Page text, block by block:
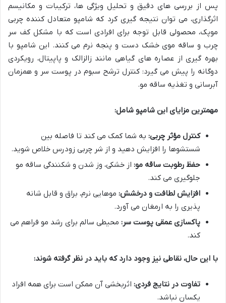
پس از بررسی های دقیق و تحلیل ویژگی ها، ترکیبات و مکانیسم
اثرگذاری، می توان نتیجه گیری کرد که شامپو متعادل کننده چربی
موپک، محصولی قابل توجه برای افرادی است که با مشکل کف سر
چرب و ساقه موی خشک دست و پنجه نرم می کنند. این شامپو با
بهره گیری از عصاره های گیاهی مانند زالزالک و پاپیتال، رویکردی
دوگانه را پیش می گیرد: کنترل ترشح سبوم در پوست سر و همزمان
آبرسانی و تغذیه ساقه مو.
مهمترین مزایای این شامپو شامل:
کنترل مؤثر چربی: به شما کمک می کند تا فاصله بین
شستشوها را افزایش دهید و از شر چربی زودرس خلاص شوید.
حفظ رطوبت ساقه مو: از خشکی، وز شدن و شکنندگی ساقه مو
جلوگیری می کند.
افزایش لطافت و درخشش: موهایی نرم، براق و قابل شانه
پذیری را به ارمغان می آورد.
پاکسازی عمقی پوست سر: محیطی سالم برای رشد مو فراهم می
کند.
با این حال، نقاطی نیز وجود دارد که باید در نظر گرفته شوند:
تفاوت در نتایج فردی: اثربخشی آن ممکن است برای همه افراد
یکسان نباشد.